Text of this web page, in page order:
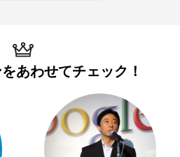
あわせてチェック！